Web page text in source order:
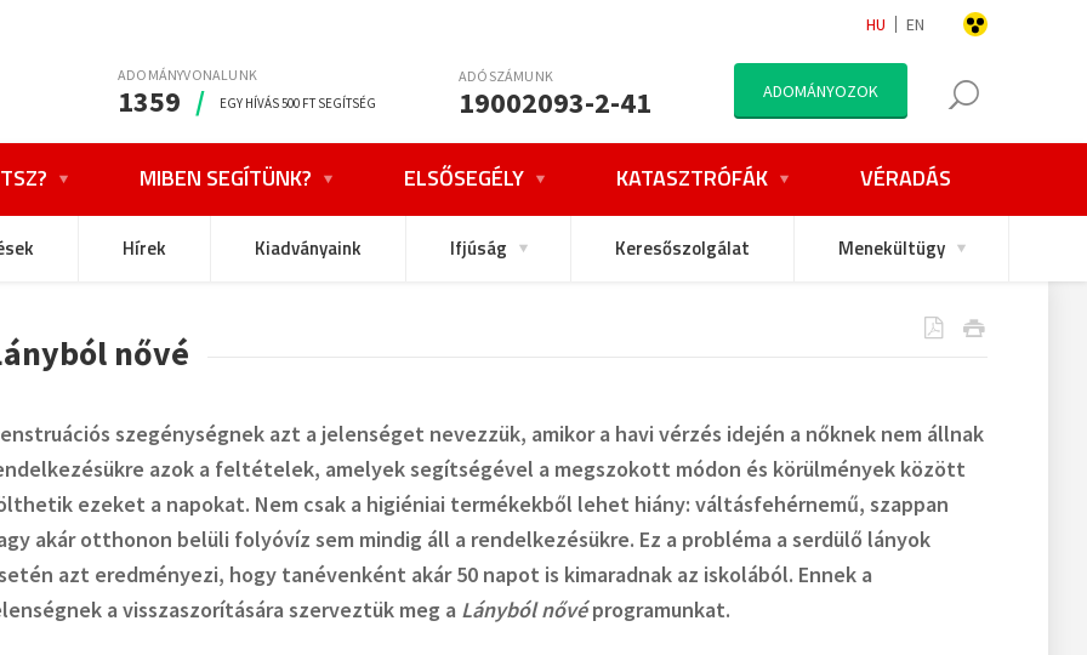
HU EN
ADOMÁNYVONALUNK
1359 / EGY HÍVÁS 500 FT SEGÍTSÉG
ADÓSZÁMUNK
19002093-2-41 ADOMÁNYOZOK
MIBEN SEGÍTÜNK? ELSŐSEGÉLY KATASZTRÓFÁK VÉRADÁS
Hírek Kiadványaink Ifjúság Keresőszolgálat Menekültügy
nővé
szegénységnek azt a jelenséget nevezzük, amikor a havi vérzés idején a nőknek nem állnak
azok a feltételek, amelyek segítségével a megszokott módon és körülmények között
ezeket a napokat. Nem csak a higiéniai termékekből lehet hiány: váltásfehérnemű, szappan
akár otthonon belüli folyóvíz sem mindig áll a rendelkezésükre. Ez a probléma a serdülő lányok
azt eredményezi, hogy tanévenként akár 50 napot is kimaradnak az iskolából. Ennek a
a visszaszorítására szerveztük meg a Lányból nővéprogramunkat.